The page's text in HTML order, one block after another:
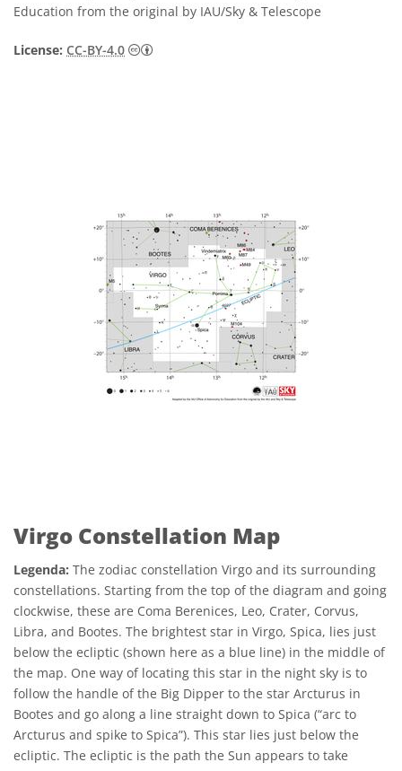
Education from the original by IAU/Sky & Telescope
License: CC-BY-4.0 Creative Commons Attribution 4.0
Virgo Constellation Map
Legenda: The zodiac constellation Virgo and its surrounding
constellations. Starting from the top of the diagram and going
clockwise, these are Coma Berenices, Leo, Crater, Corvus,
Libra, and Bootes. The brightest star in Virgo, Spica, lies just
below the ecliptic (shown here as a blue line) in the middle of
the map. One way of locating this star in the night sky is to
follow the handle of the Big Dipper to the star Arcturus in
Bootes and go along a line straight down to Spica (“arc to
Arcturus and spike to Spica”). This star lies just below the
ecliptic. The ecliptic is the path the Sun appears to take